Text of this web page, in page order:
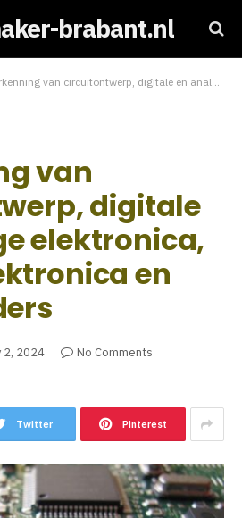
brabant.nl
van circuitontwerp, digitale en analoge elektronica, micro-elektronica en halfgeleiders
van
digitale
elektronica,
en
2, 2024
No Comments
Twitter Pinterest